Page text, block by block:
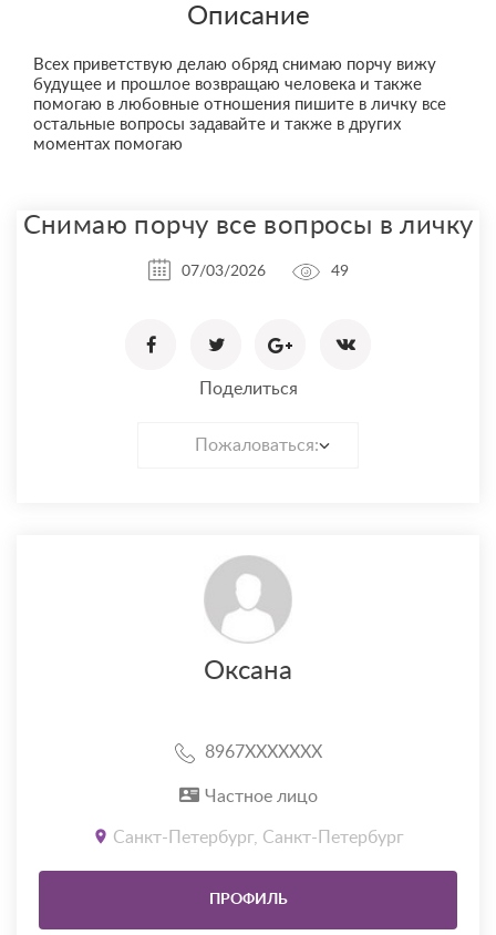
Описание
Всех приветствую делаю обряд снимаю порчу вижу
будущее и прошлое возвращаю человека и также
помогаю в любовные отношения пишите в личку все
остальные вопросы задавайте и также в других
моментах помогаю
Снимаю порчу все вопросы в личку
07/03/2026 49
Поделиться
Пожаловаться:
Оксана
8967XXXXXXX
Частное лицо
Санкт-Петербург, Санкт-Петербург
ПРОФИЛЬ